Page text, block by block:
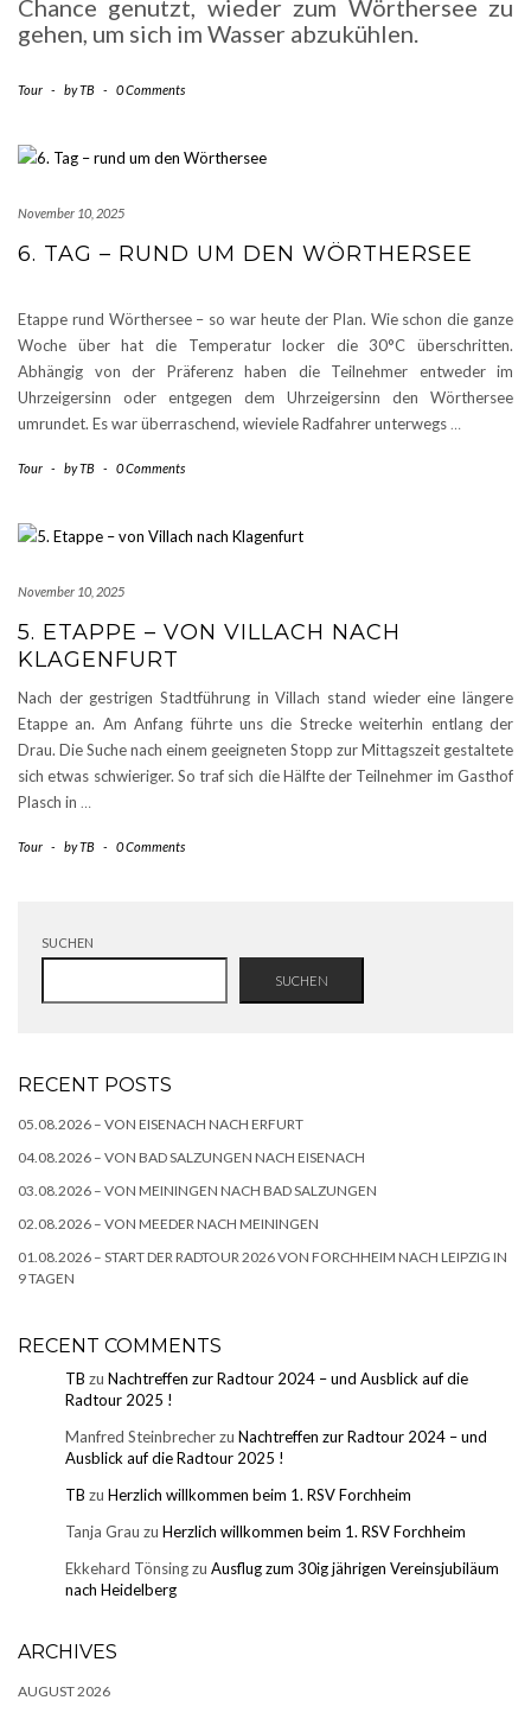
Chance genutzt, wieder zum Wörthersee zu
gehen, um sich im Wasser abzukühlen.
Tour - byTB - 0 Comments
November 10, 2025
6. TAG – RUND UM DEN WÖRTHERSEE
Etappe rund Wörthersee – so war heute der Plan. Wie schon die ganze
Woche über hat die Temperatur locker die 30°C überschritten.
Abhängig von der Präferenz haben die Teilnehmer entweder im
Uhrzeigersinn oder entgegen dem Uhrzeigersinn den Wörthersee
umrundet. Es war überraschend, wieviele Radfahrer unterwegs …
Tour - byTB - 0 Comments
November 10, 2025
5. ETAPPE – VON VILLACH NACH
KLAGENFURT
Nach der gestrigen Stadtführung in Villach stand wieder eine längere
Etappe an. Am Anfang führte uns die Strecke weiterhin entlang der
Drau. Die Suche nach einem geeigneten Stopp zur Mittagszeit gestaltete
sich etwas schwieriger. So traf sich die Hälfte der Teilnehmer im Gasthof
Plasch in …
Tour - byTB - 0 Comments
SUCHEN
SUCHEN
RECENT POSTS
05.08.2026 – VON EISENACH NACH ERFURT
04.08.2026 – VON BAD SALZUNGEN NACH EISENACH
03.08.2026 – VON MEININGEN NACH BAD SALZUNGEN
02.08.2026 – VON MEEDER NACH MEININGEN
01.08.2026 – START DER RADTOUR 2026 VON FORCHHEIM NACH LEIPZIG IN
9 TAGEN
RECENT COMMENTS
TB zu Nachtreffen zur Radtour 2024 – und Ausblick auf die
Radtour 2025 !
Manfred Steinbrecherzu Nachtreffen zur Radtour 2024 – und
Ausblick auf die Radtour 2025 !
TB zu Herzlich willkommen beim 1. RSV Forchheim
Tanja Grau zu Herzlich willkommen beim 1. RSV Forchheim
Ekkehard Tönsingzu Ausflug zum 30ig jährigen Vereinsjubiläum
nach Heidelberg
ARCHIVES
AUGUST 2026